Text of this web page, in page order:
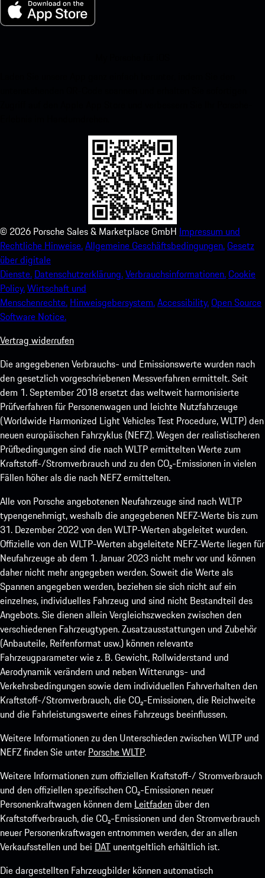
© 2026 Porsche Sales & Marketplace GmbH Impressum und
Rechtliche Hinweise.Allgemeine Geschäftsbedingungen.Gesetz
über digitale
Dienste. Datenschutzerklärung.Verbrauchsinformationen.Cookie
Policy.Wirtschaft und
Menschenrechte. Hinweisgebersystem.Accessibility.Open Source
Software Notice.
Vertrag widerrufen
Die angegebenen Verbrauchs- und Emissionswerte wurden nach
den gesetzlich vorgeschriebenen Messverfahren ermittelt. Seit
dem 1. September 2018 ersetzt das weltweit harmonisierte
Prüfverfahren für Personenwagen und leichte Nutzfahrzeuge
(Worldwide Harmonized Light Vehicles Test Procedure, WLTP) den
neuen europäischen Fahrzyklus (NEFZ). Wegen der realistischeren
Prüfbedingungen sind die nach WLTP ermittelten Werte zum
Kraftstoff-/Stromverbrauch und zu den CO₂-Emissionen in vielen
Fällen höher als die nach NEFZ ermittelten.
Alle von Porsche angebotenen Neufahrzeuge sind nach WLTP
typengenehmigt, weshalb die angegebenen NEFZ-Werte bis zum
31. Dezember 2022 von den WLTP-Werten abgeleitet wurden.
Offizielle von den WLTP-Werten abgeleitete NEFZ-Werte liegen für
Neufahrzeuge ab dem 1. Januar 2023 nicht mehr vor und können
daher nicht mehr angegeben werden. Soweit die Werte als
Spannen angegeben werden, beziehen sie sich nicht auf ein
einzelnes, individuelles Fahrzeug und sind nicht Bestandteil des
Angebots. Sie dienen allein Vergleichszwecken zwischen den
verschiedenen Fahrzeugtypen. Zusatzausstattungen und Zubehör
(Anbauteile, Reifenformat usw.) können relevante
Fahrzeugparameter wie z. B. Gewicht, Rollwiderstand und
Aerodynamik verändern und neben Witterungs- und
Verkehrsbedingungen sowie dem individuellen Fahrverhalten den
Kraftstoff-/Stromverbrauch, die CO₂-Emissionen, die Reichweite
und die Fahrleistungswerte eines Fahrzeugs beeinflussen.
Weitere Informationen zu den Unterschieden zwischen WLTP und
NEFZ finden Sie unter Porsche WLTP.
Weitere Informationen zum offiziellen Kraftstoff-/ Stromverbrauch
und den offiziellen spezifischen CO₂-Emissionen neuer
Personenkraftwagen können dem Leitfaden über den
Kraftstoffverbrauch, die CO₂-Emissionen und den Stromverbrauch
neuer Personenkraftwagen entnommen werden, der an allen
Verkaufsstellen und bei DAT unentgeltlich erhältlich ist.
Die dargestellten Fahrzeugbilder können automatisch